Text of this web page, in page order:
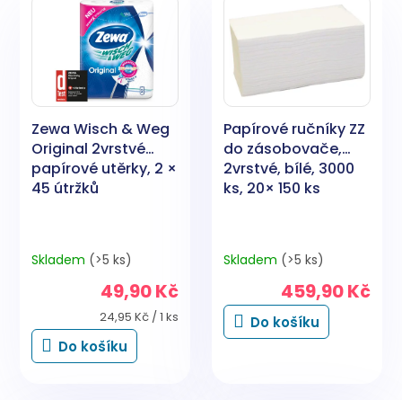
Zewa Wisch & Weg
Original 2vrstvé
papírové utěrky, 2 ×
45 útržků
Skladem (>5 ks)
49,90 Kč
Měrná
cena:
24,95 Kč / 1 ks
Do košíku
Papírové ručníky ZZ
do zásobovače,
2vrstvé, bílé, 3000
ks, 20× 150 ks
Skladem (>5 ks)
459,90 Kč
Do košíku